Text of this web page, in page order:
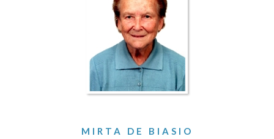
MIRTA DE BIASIO